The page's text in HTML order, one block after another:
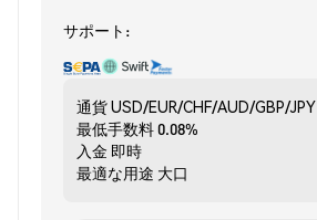
サポート:
通貨USD/EUR/CHF/AUD/GBP/JPY
最低手数料0.08%
入金 即時
最適な用途 大口